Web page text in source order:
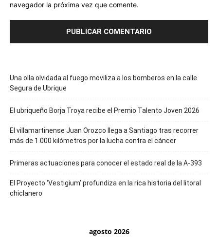
navegador la próxima vez que comente.
Una olla olvidada al fuego moviliza a los bomberos en la calle
Segura de Ubrique
El ubriqueño Borja Troya recibe el Premio Talento Joven 2026
El villamartinense Juan Orozco llega a Santiago tras recorrer
más de 1.000 kilómetros por la lucha contra el cáncer
Primeras actuaciones para conocer el estado real de la A-393
El Proyecto ‘Vestigium’ profundiza en la rica historia del litoral
chiclanero
agosto 2026